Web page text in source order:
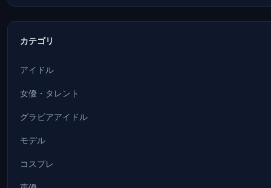
カテゴリ
アイドル
女優・タレント
グラビアアイドル
モデル
コスプレ